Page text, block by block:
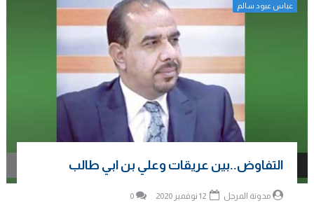
عباس عبود سالم
التفاوض..بين عريقات وعلي بن ابي طالب
مدونة المرجل 0